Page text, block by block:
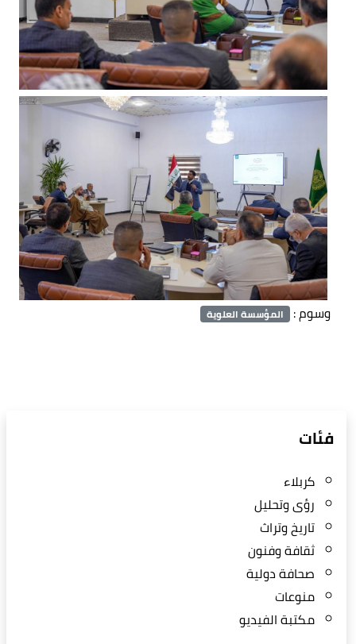
وسوم : المؤسسة العلوية
فئات
كربلاء
رؤى وتحليل
تاريخ وتراث
ثقافة وفنون
صحافة دولية
منوعات
مكتبة الفيديو